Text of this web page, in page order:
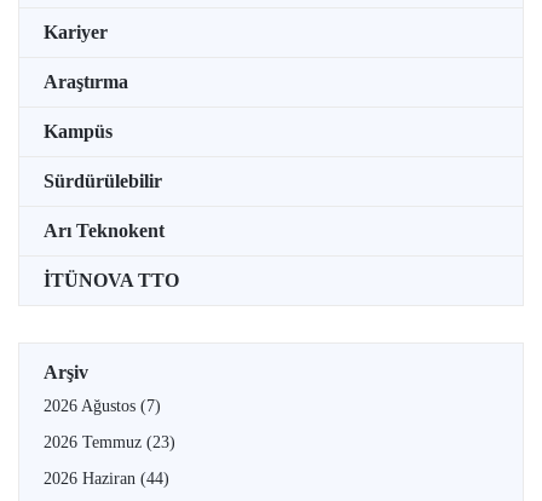
Kariyer
Araştırma
Kampüs
Sürdürülebilir
Arı Teknokent
İTÜNOVA TTO
Arşiv
2026 Ağustos (7)
2026 Temmuz (23)
2026 Haziran (44)